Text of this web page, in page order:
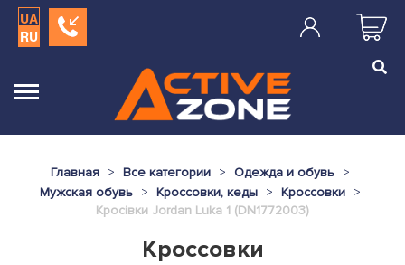
UA
RU
Главная Все категории
Одежда и обувь
Мужская обувь
Кроссовки, кеды
Кроссовки
Кросівки Jordan Luka 1 (DN1772003)
Кроссовки